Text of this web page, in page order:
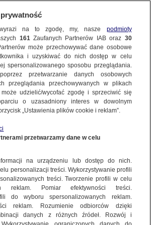
wysłał karetki
dziecka. Komentarz
19.11.2024, 12:48
na to zgodę, my, nasze podmioty
161Zaufanych Partnerów IAB oraz 30
może przechowywać dane osobowe
i uzyskiwać do nich dostęp w celu
spersonalizowanego sposobu przeglądania.
przetwarzanie danych osobowych
przeglądania przechowywanych w plikach
udzielić/wycofać zgodę i sprzeciwić się
o uzasadniony interes w dowolnym
„Ustawienia plików cookie i reklam”.
przetwarzamy dane w celu
na urządzeniu lub dostęp do nich.
personalizacji treści. Wykorzystywanie profili
treści. Tworzenie profili w celu
reklam. Pomiar efektywności treści.
do wyboru spersonalizowanych reklam.
reklam. Rozumienie odbiorców dzięki
danych z różnych źródeł. Rozwój i